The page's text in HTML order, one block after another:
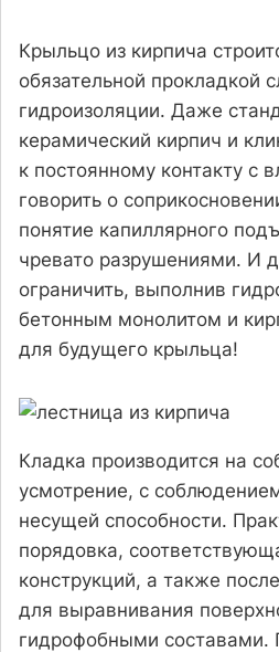
Крыльцо из кирпича
обязательной прокладкой
гидроизоляции. Даже
керамический кирпич и
к постоянному контакту с
говорить о
понятие капиллярного
чревато разрушениями. И
ограничить, выполнив
бетонным монолитом и
для будущего крыльца!
Кладка производится на
усмотрение, с
несущей способности.
порядовка,
конструкций, а также
для выравнивания
гидрофобными составами.